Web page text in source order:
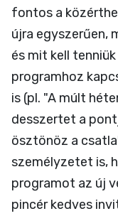
fontos a
újra egyszerűen,
és mit kell
programhoz
is (pl. "A múlt
desszertet a
ösztönöz a
személyzetet is,
programot az új
pincér kedves